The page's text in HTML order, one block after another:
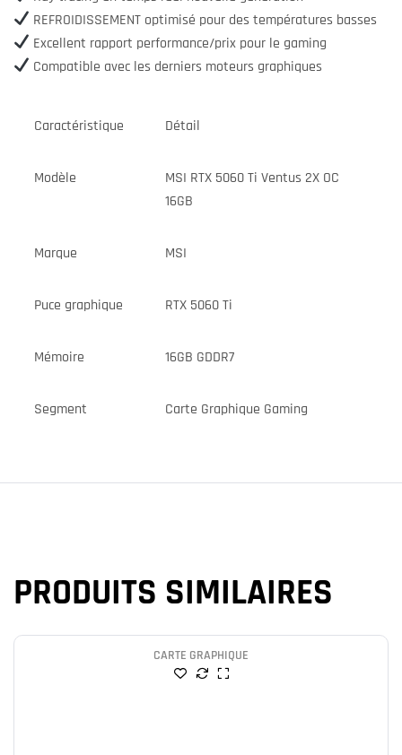
REFROIDISSEMENT optimisé pour des températures basses
Excellent rapport performance/prix pour le gaming
Compatible avec les derniers moteurs graphiques
Caractéristique Détail
Modèle
MSI RTX 5060 Ti Ventus 2X OC
16GB
Marque MSI
Puce graphique RTX 5060 Ti
Mémoire 16GB GDDR7
Segment Carte Graphique Gaming
PRODUITS SIMILAIRES
CARTE GRAPHIQUE